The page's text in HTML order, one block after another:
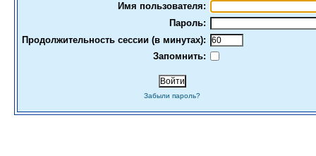
Имя пользователя:
Пароль:
Продолжительность сессии (в минутах):
Запомнить:
Забыли пароль?